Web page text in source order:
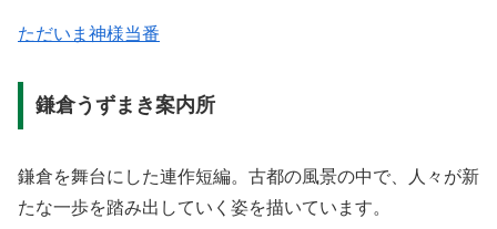
ただいま神様当番
鎌倉うずまき案内所
鎌倉を舞台にした連作短編。古都の風景の中で、人々が新
たな一歩を踏み出していく姿を描いています。